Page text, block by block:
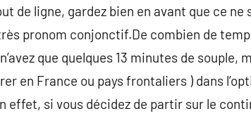
de ligne, gardez bien en avant que ce ne
pronom conjonctif.De combien de
que quelques 13 minutes de souple,
en France ou pays frontaliers ) dans
effet, si vous décidez de partir sur le